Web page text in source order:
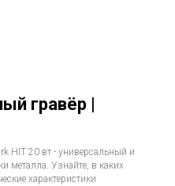
гравёр |
HIT 20 вт - универсальный и
металла. Узнайте, в каких
характеристики